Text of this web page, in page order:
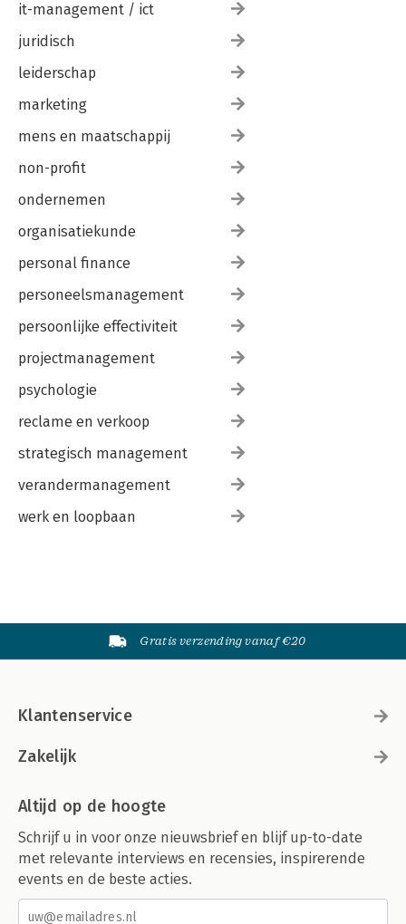
it-management / ict
juridisch
leiderschap
marketing
mens en maatschappij
non-profit
ondernemen
organisatiekunde
personal finance
personeelsmanagement
persoonlijke effectiviteit
projectmanagement
psychologie
reclame en verkoop
strategisch management
verandermanagement
werk en loopbaan
Gratis verzending vanaf €20
Klantenservice
Zakelijk
Altijd op de hoogte
Schrijf u in voor onze nieuwsbrief en blijf up-to-date
met relevante interviews en recensies, inspirerende
events en de beste acties.